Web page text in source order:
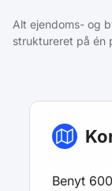
Alt ejendoms- og
struktureret på én
Benyt